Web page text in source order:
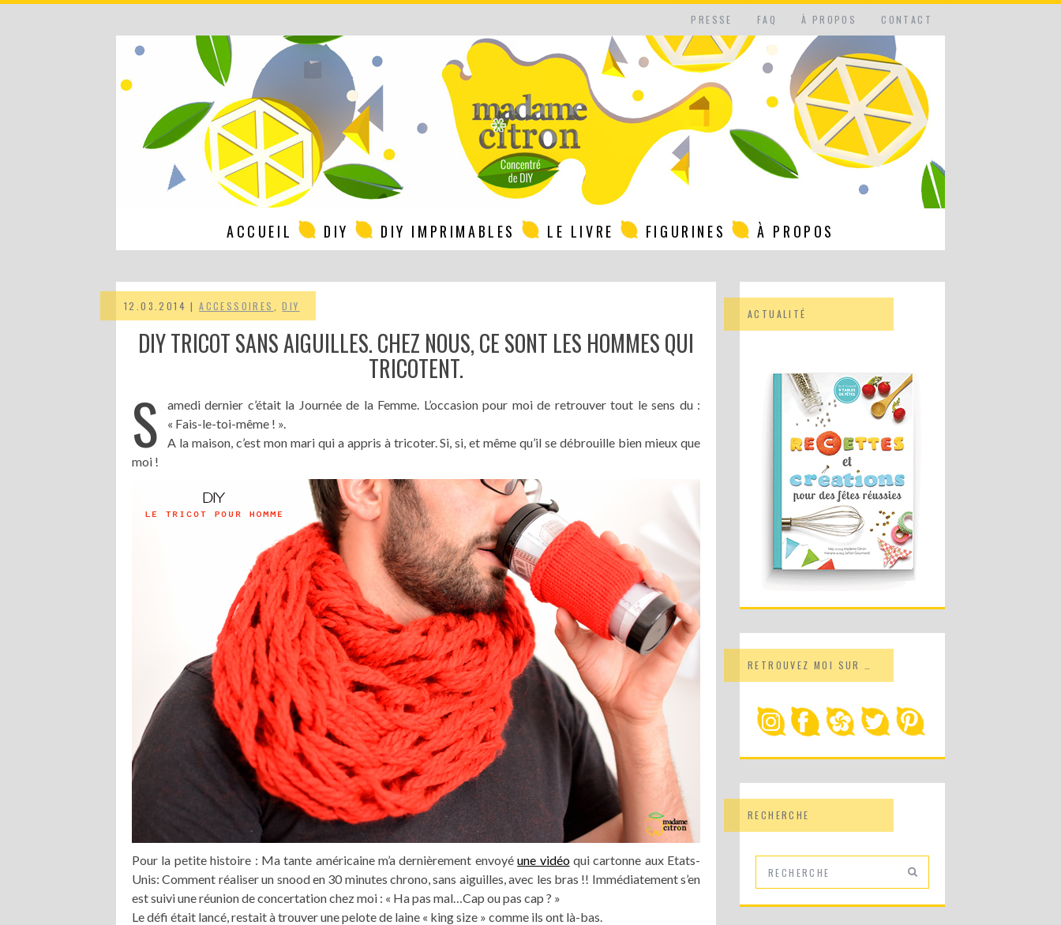
PRESSE FAQ À PROPOS CONTACT
ACCUEIL DIY DIY IMPRIMABLES LE LIVRE FIGURINES À PROPOS
12.03.2014 |ACCESSOIRES ,DIY
DIY TRICOT SANS AIGUILLES. CHEZ NOUS, CE SONT LES HOMMES QUI
TRICOTENT.
S
amedi dernier c’était la Journée de la Femme. L’occasion pour moi de retrouver tout le sens du :
« Fais-le-toi-même ! ».
A la maison, c’est mon mari qui a appris à tricoter. Si, si, et même qu’il se débrouille bien mieux que
moi !
Pour la petite histoire : Ma tante américaine m’a dernièrement envoyéune vidéoqui cartonne aux Etats-
Unis: Comment réaliser un snood en 30 minutes chrono, sans aiguilles, avec les bras !! Immédiatement s’en
est suivi une réunion de concertation chez moi : « Ha pas mal…Cap ou pas cap ? »
Le défi était lancé, restait à trouver une pelote de laine « king size » comme ils ont là-bas.
ACTUALITÉ
RETROUVEZ MOI SUR …
RECHERCHE